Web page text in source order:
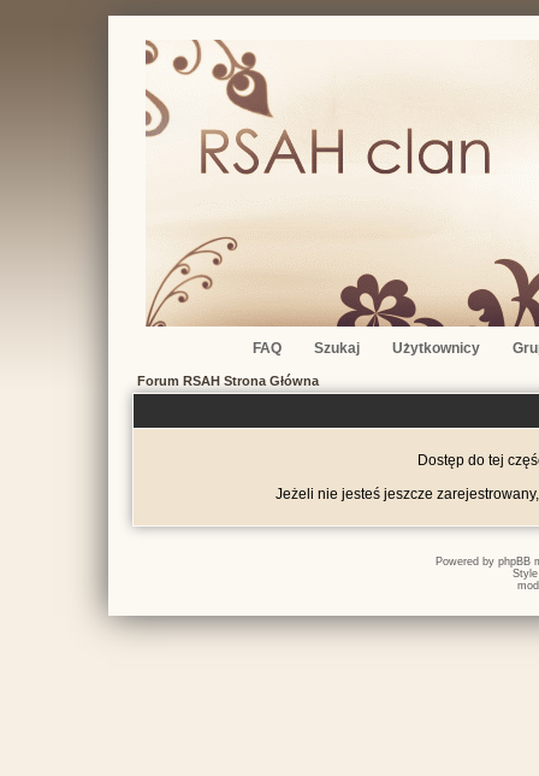
FAQ Szukaj Użytkownicy
Forum RSAH Strona Główna
Dostęp do tej
Jeżeli nie jesteś jeszcze
Powered by phpBB